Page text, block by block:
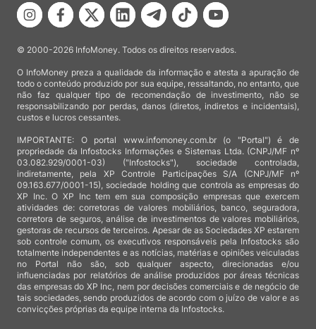
© 2000-2026 InfoMoney. Todos os direitos reservados.
O InfoMoney preza a qualidade da informação e atesta a apuração de
todo o conteúdo produzido por sua equipe, ressaltando, no entanto, que
não faz qualquer tipo de recomendação de investimento, não se
responsabilizando por perdas, danos (diretos, indiretos e incidentais),
custos e lucros cessantes.
IMPORTANTE: O portal www.infomoney.com.br (o "Portal") é de
propriedade da Infostocks Informações e Sistemas Ltda. (CNPJ/MF nº
03.082.929/0001-03) ("Infostocks"), sociedade controlada,
indiretamente, pela XP Controle Participações S/A (CNPJ/MF nº
09.163.677/0001-15), sociedade holding que controla as empresas do
XP Inc. O XP Inc tem em sua composição empresas que exercem
atividades de: corretoras de valores mobiliários, banco, seguradora,
corretora de seguros, análise de investimentos de valores mobiliários,
gestoras de recursos de terceiros. Apesar de as Sociedades XP estarem
sob controle comum, os executivos responsáveis pela Infostocks são
totalmente independentes e as notícias, matérias e opiniões veiculadas
no Portal não são, sob qualquer aspecto, direcionadas e/ou
influenciadas por relatórios de análise produzidos por áreas técnicas
das empresas do XP Inc, nem por decisões comerciais e de negócio de
tais sociedades, sendo produzidos de acordo com o juízo de valor e as
convicções próprias da equipe interna da Infostocks.